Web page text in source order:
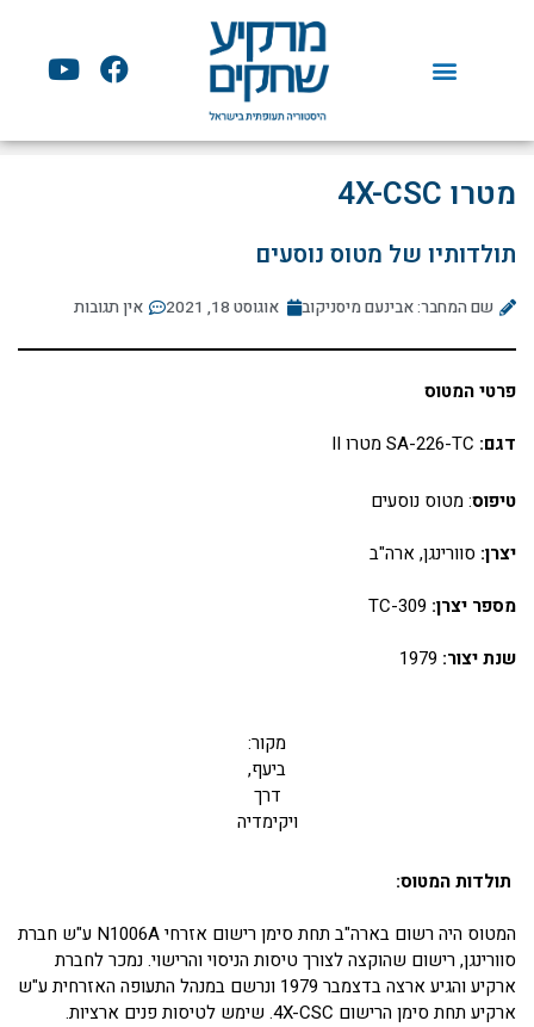
F
a
e
Y
o
t
מטרו 4X-CSC
תולדותיו של מטוס נוסעים
שם המחבר: אבינעם מיסניקוב אוגוסט 18, 2021 אין תגובות
פרטי המטוס
דגם:
טיפוס: מטוס נוסעים
יצרן: סוורינגן, ארה"ב
מספר יצרן:
שנת יצור:
מקור:
ביעף,
דרך
ויקימדיה
תולדות המטוס:
המטוס היה רשום בארה"ב תחת סימן רישום אזרחי N1006A ע"ש חברת
סוורינגן, רישום שהוקצה לצורך טיסות הניסוי והרישוי. נמכר לחברת
ארקיע והגיע ארצה בדצמבר 1979 ונרשם במנהל התעופה האזרחית ע"ש
ארקיע תחת סימן הרישום 4X-CSC. שימש לטיסות פנים ארציות.